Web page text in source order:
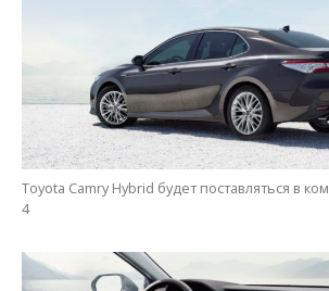
Toyota Camry Hybrid будет поставляться в
4